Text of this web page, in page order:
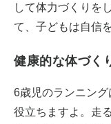
して体力づくりを
て、子どもは自信
健康的な体づく
6歳児のランニン
役立ちますよ。走